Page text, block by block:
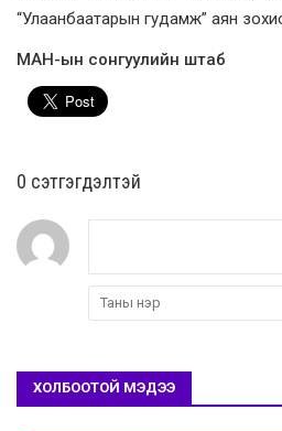
“Улаанбаатарын гудамж” аян
МАН-ын сонгуулийн штаб
0 cэтгэгдэлтэй
ХОЛБООТОЙ МЭДЭЭ